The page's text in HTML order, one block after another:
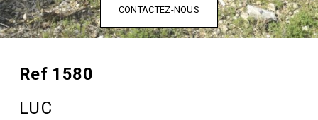
CONTACTEZ-NOUS
Ref 1580
LUC